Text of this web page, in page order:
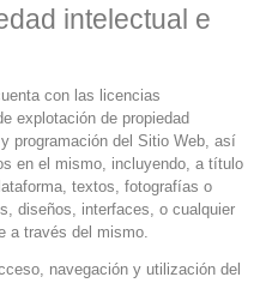
intelectual e
con las licencias
explotación de propiedad
programación del Sitio Web, así
en el mismo, incluyendo, a título
textos, fotografías o
diseños, interfaces, o cualquier
a través del mismo.
navegación y utilización del